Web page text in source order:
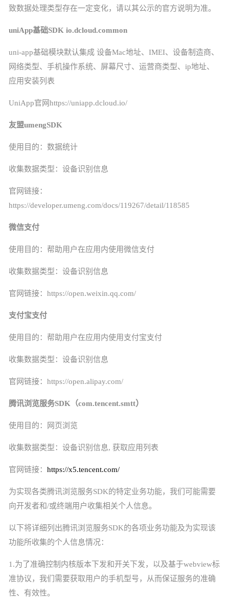
致数据处理类型存在一定变化，请以其公示的官方说明为准。
uniApp基础SDK io.dcloud.common
uni-app基础模块默认集成 设备Mac地址、IMEI、设备制造商、
网络类型、手机操作系统、屏幕尺寸、运营商类型、ip地址、
应用安装列表
UniApp官网https://uniapp.dcloud.io/
友盟umengSDK
使用目的：数据统计
收集数据类型：设备识别信息
官网链接：
https://developer.umeng.com/docs/119267/detail/118585
微信支付
使用目的：帮助用户在应用内使用微信支付
收集数据类型：设备识别信息
官网链接： https://open.weixin.qq.com/
支付宝支付
使用目的：帮助用户在应用内使用 支付宝支付
收集数据类型：设备识别信息
官网链接： https://open.alipay.com/
腾讯浏览服务SDK（com.tencent.smtt）
使用目的：网页浏览
收集数据类型：设备识别信息, 获取应用列表
官网链接： https://x5.tencent.com/
为实现各类腾讯浏览服务SDK的特定业务功能，我们可能需要
向开发者和/或终端用户收集相关个人信息。
以下将详细列出腾讯浏览服务SDK的各项业务功能及为实现该
功能所收集的个人信息情况：
1.为了准确控制内核版本下发和开关下发，以及基于webview标
准协议，我们需要获取用户的手机型号，从而保证服务的准确
性、有效性。